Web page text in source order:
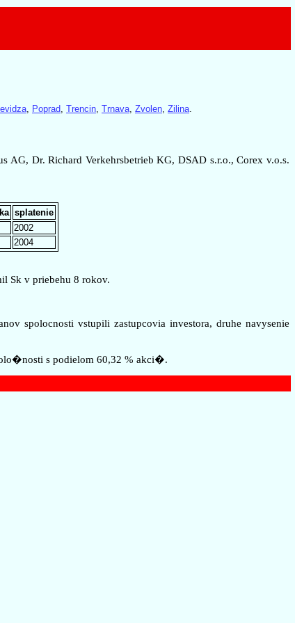
Poprad Trencin Trnava Zvolen Zilina
AG, Dr. Richard Verkehrsbetrieb KG, DSAD s.r.o., Corex v.o.s.
splatenie
2002
2004
Sk v priebehu 8 rokov.
spolocnosti vstupili zastupcovia investora, druhe navysenie
s podielom 60,32 % akci�.